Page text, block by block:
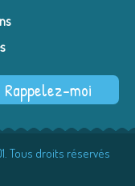
Tous droits réservés